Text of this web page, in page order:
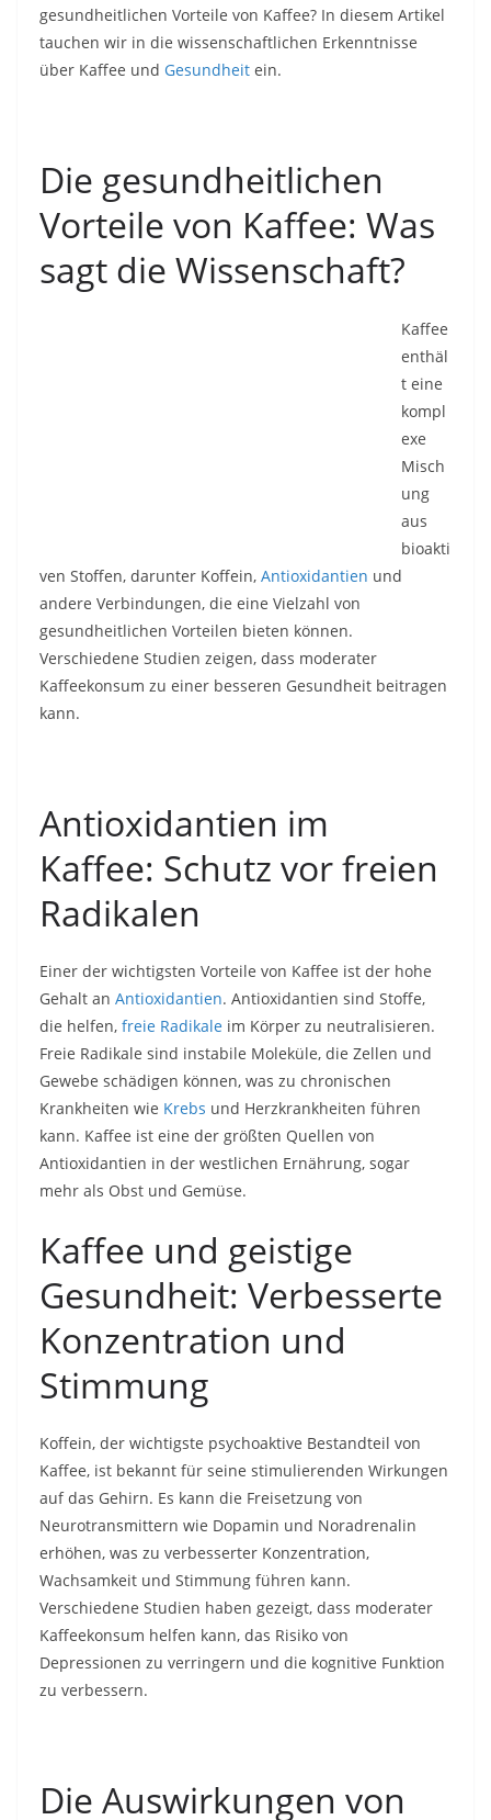
gesundheitlichen Vorteile von Kaffee? In diesem Artikel
tauchen wir in die wissenschaftlichen Erkenntnisse
über Kaffee und Gesundheit ein.
Die gesundheitlichen
Vorteile von Kaffee: Was
sagt die Wissenschaft?
Kaffee
enthäl
t eine
kompl
exe
Misch
ung
aus
bioakti
ven Stoffen, darunter Koffein, Antioxidantien und
andere Verbindungen, die eine Vielzahl von
gesundheitlichen Vorteilen bieten können.
Verschiedene Studien zeigen, dass moderater
Kaffeekonsum zu einer besseren Gesundheit beitragen
kann.
Antioxidantien im
Kaffee: Schutz vor freien
Radikalen
Einer der wichtigsten Vorteile von Kaffee ist der hohe
Gehalt an Antioxidantien. Antioxidantien sind Stoffe,
die helfen, freie Radikale im Körper zu neutralisieren.
Freie Radikale sind instabile Moleküle, die Zellen und
Gewebe schädigen können, was zu chronischen
Krankheiten wie Krebs und Herzkrankheiten führen
kann. Kaffee ist eine der größten Quellen von
Antioxidantien in der westlichen Ernährung, sogar
mehr als Obst und Gemüse.
Kaffee und geistige
Gesundheit: Verbesserte
Konzentration und
Stimmung
Koffein, der wichtigste psychoaktive Bestandteil von
Kaffee, ist bekannt für seine stimulierenden Wirkungen
auf das Gehirn. Es kann die Freisetzung von
Neurotransmittern wie Dopamin und Noradrenalin
erhöhen, was zu verbesserter Konzentration,
Wachsamkeit und Stimmung führen kann.
Verschiedene Studien haben gezeigt, dass moderater
Kaffeekonsum helfen kann, das Risiko von
Depressionen zu verringern und die kognitive Funktion
zu verbessern.
Die Auswirkungen von